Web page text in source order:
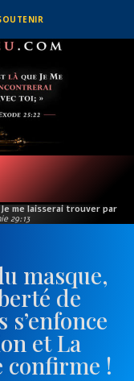
me laisserai trouver par
29:13
masque,
de
et La
confirme !